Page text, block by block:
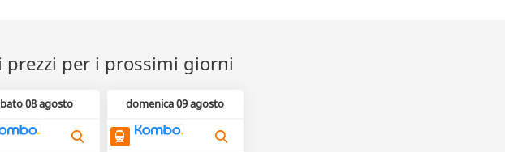
prezzi per i prossimi giorni
08 agosto domenica 09 agosto